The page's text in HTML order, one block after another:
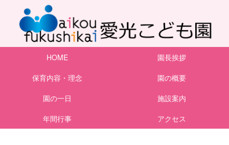
HOME
園長挨拶
保育内容・理念
園の概要
園の一日
施設案内
年間行事
アクセス